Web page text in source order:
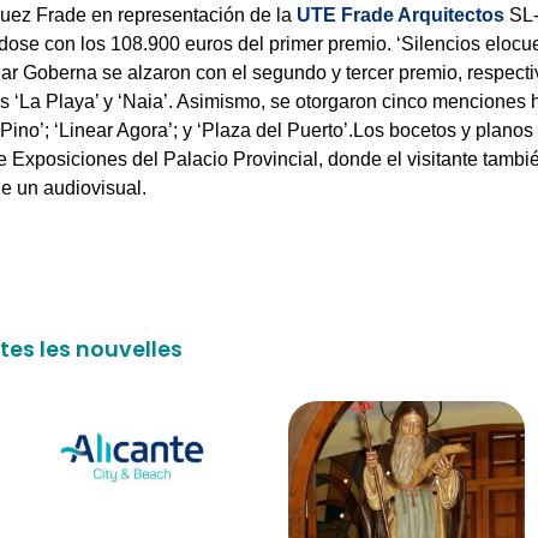
Frade en representación de la UTE Frade Arquitectos
con los 108.900 euros del primer premio. ‘Silencios
Goberna se alzaron con el segundo y tercer premio,
Playa’ y ‘Naia’. Asimismo, se otorgaron cinco menciones
‘Linear Agora’; y ‘Plaza del Puerto’. Los bocetos y
Exposiciones del Palacio Provincial, donde el visitante
un audiovisual.
les nouvelles